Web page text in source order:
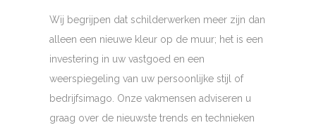
Wij begrijpen dat schilderwerken meer zijn dan
alleen een nieuwe kleur op de muur; het is een
investering in uw vastgoed en een
weerspiegeling van uw persoonlijke stijl of
bedrijfsimago. Onze vakmensen adviseren u
graag over de nieuwste trends en technieken